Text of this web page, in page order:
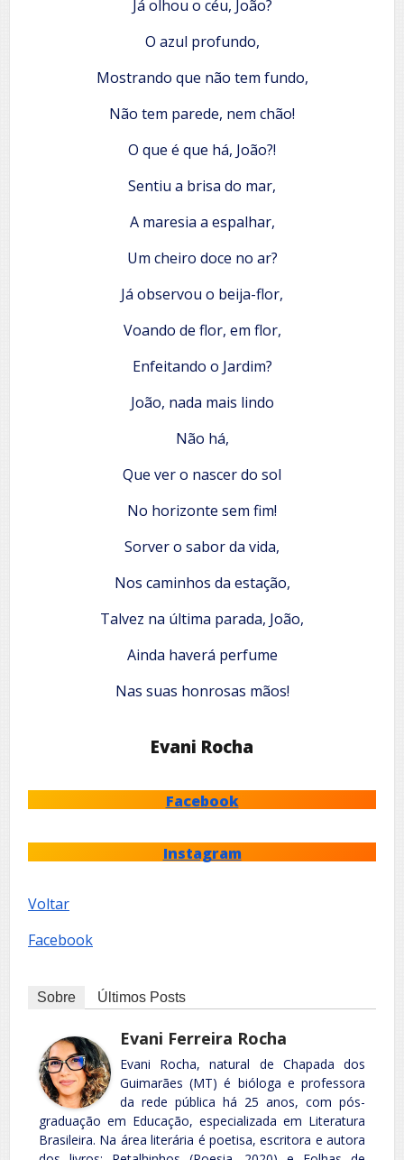
Já olhou o céu, João?
O azul profundo,
Mostrando que não tem fundo,
Não tem parede, nem chão!
O que é que há, João?!
Sentiu a brisa do mar,
A maresia a espalhar,
Um cheiro doce no ar?
Já observou o beija-flor,
Voando de flor, em flor,
Enfeitando o Jardim?
João, nada mais lindo
Não há,
Que ver o nascer do sol
No horizonte sem fim!
Sorver o sabor da vida,
Nos caminhos da estação,
Talvez na última parada, João,
Ainda haverá perfume
Nas suas honrosas mãos!
Evani Rocha
Facebook
Instagram
Voltar
Facebook
Sobre Últimos Posts
Evani Ferreira Rocha
Evani Rocha, natural de Chapada dos
Guimarães (MT) é bióloga e professora
da rede pública há 25 anos, com pós-
graduação em Educação, especializada em Literatura
Brasileira. Na área literária é poetisa, escritora e autora